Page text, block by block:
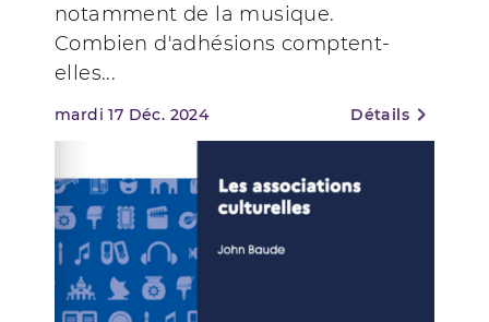
notamment de la musique.
Combien d'adhésions comptent-
elles...
mardi 17 Déc. 2024 Détails